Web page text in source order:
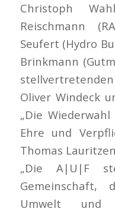
Christoph
Reischmann
Seufert (Hydro
Brinkmann
Oliver Windeck
„Die
Ehre und
Thomas
„Die A|U|F
Gemeinschaft,
Umwelt und